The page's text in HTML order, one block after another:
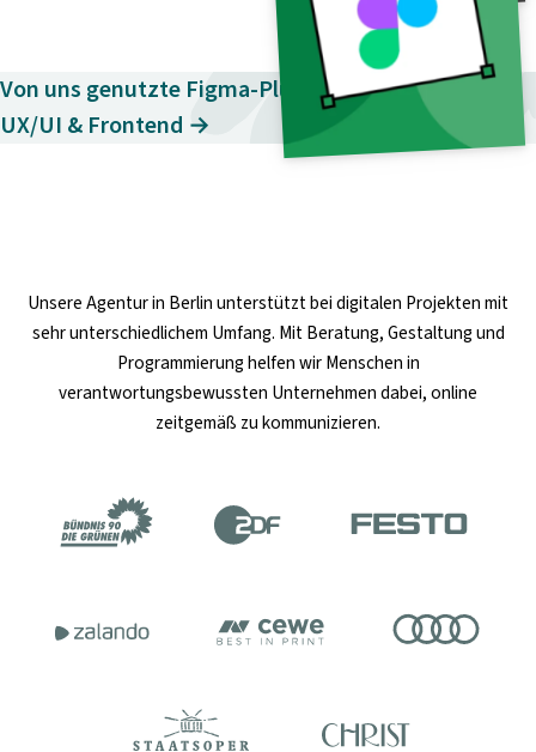
Von uns genutzte Figma-Plugins für Webdesign,
UX/UI & Frontend →
UnsereAgentur in Berlinunterstützt bei digitalen Projekten mit
sehr unterschiedlichem Umfang. Mit Beratung, Gestaltung und
Programmierung helfen wir Menschen in
verantwortungsbewussten Unternehmen dabei, online
zeitgemäß zu kommunizieren.